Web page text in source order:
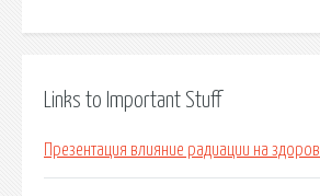
Links to Important Stuff
Презентация влияние радиации на